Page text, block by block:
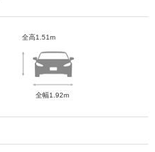
全高1.51m
全幅1.92m